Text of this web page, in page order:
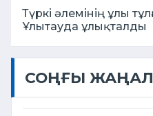
Түркі әлемінің ұлы
Ұлытауда ұлықталды
СОҢҒЫ